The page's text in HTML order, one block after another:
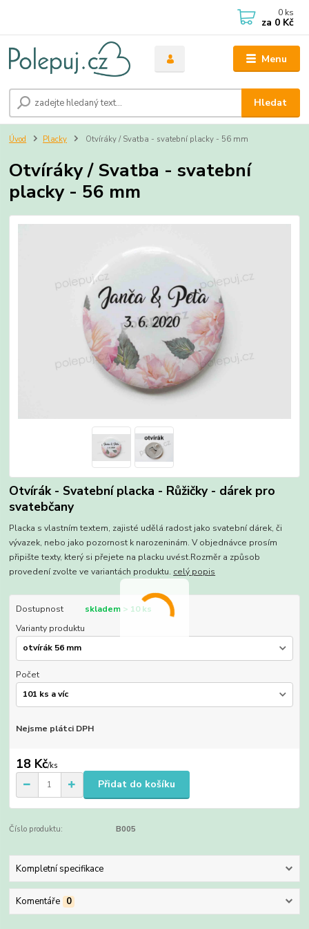
Menu
Hledat
0 ks
za 0 Kč
Úvod Placky Otvíráky / Svatba - svatební placky - 56 mm
Otvíráky / Svatba - svatební
placky - 56 mm
Otvírák - Svatební placka - Růžičky - dárek pro
svatebčany
Placka s vlastním textem, zajisté udělá radost jako svatební dárek, či
vývazek, nebo jako pozornost k narozeninám. V objednávce prosím
připište texty, který si přejete na placku uvést.Rozměr a způsob
provedení zvolte ve variantách produktu. celý popis
Dostupnost
skladem > 10 ks
Varianty produktu
Počet
Nejsme plátci DPH
18 Kč/ks
Přidat do košíku
Číslo produktu: B005
Kompletní specifikace
Komentáře 0